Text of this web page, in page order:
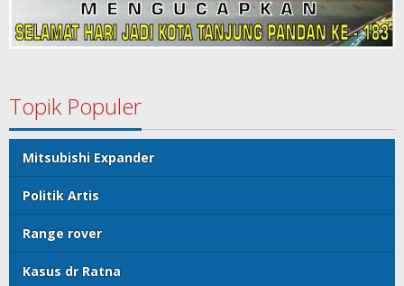
Topik Populer
Mitsubishi Expander
Politik Artis
Range rover
Kasus dr Ratna